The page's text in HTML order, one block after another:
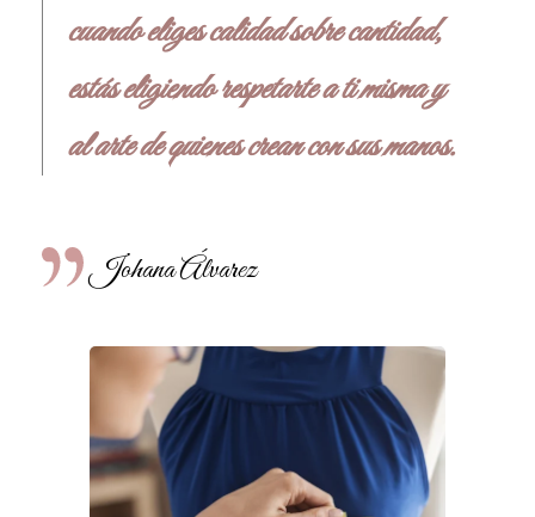
cuando eliges calidad sobre cantidad,
estás eligiendo respetarte a ti misma y
al arte de quienes crean con sus manos.
Johana Álvarez